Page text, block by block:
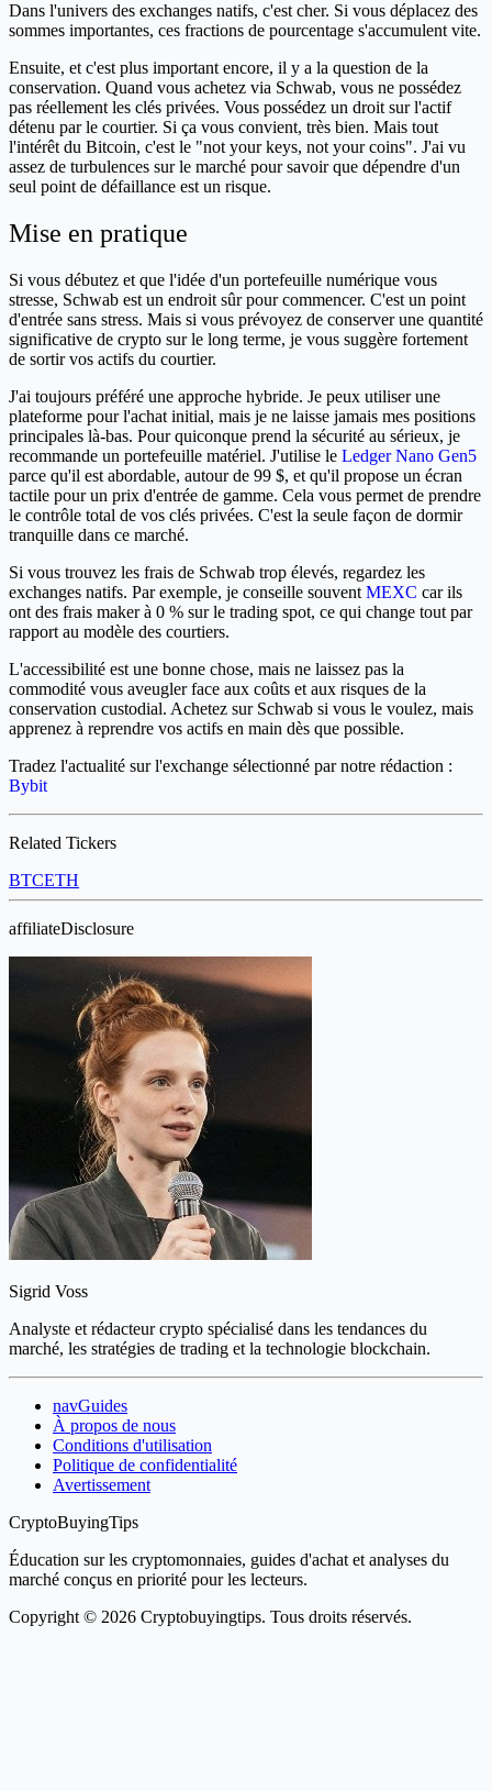
Dans l'univers des exchanges natifs, c'est cher. Si vous déplacez des
sommes importantes, ces fractions de pourcentage s'accumulent vite.
Ensuite, et c'est plus important encore, il y a la question de la
conservation. Quand vous achetez via Schwab, vous ne possédez
pas réellement les clés privées. Vous possédez un droit sur l'actif
détenu par le courtier. Si ça vous convient, très bien. Mais tout
l'intérêt du Bitcoin, c'est le "not your keys, not your coins". J'ai vu
assez de turbulences sur le marché pour savoir que dépendre d'un
seul point de défaillance est un risque.
Mise en pratique
Si vous débutez et que l'idée d'un portefeuille numérique vous
stresse, Schwab est un endroit sûr pour commencer. C'est un point
d'entrée sans stress. Mais si vous prévoyez de conserver une quantité
significative de crypto sur le long terme, je vous suggère fortement
de sortir vos actifs du courtier.
J'ai toujours préféré une approche hybride. Je peux utiliser une
plateforme pour l'achat initial, mais je ne laisse jamais mes positions
principales là-bas. Pour quiconque prend la sécurité au sérieux, je
recommande un portefeuille matériel. J'utilise le Ledger Nano Gen5
parce qu'il est abordable, autour de 99 $, et qu'il propose un écran
tactile pour un prix d'entrée de gamme. Cela vous permet de prendre
le contrôle total de vos clés privées. C'est la seule façon de dormir
tranquille dans ce marché.
Si vous trouvez les frais de Schwab trop élevés, regardez les
exchanges natifs. Par exemple, je conseille souvent MEXC car ils
ont des frais maker à 0 % sur le trading spot, ce qui change tout par
rapport au modèle des courtiers.
L'accessibilité est une bonne chose, mais ne laissez pas la
commodité vous aveugler face aux coûts et aux risques de la
conservation custodial. Achetez sur Schwab si vous le voulez, mais
apprenez à reprendre vos actifs en main dès que possible.
Tradez l'actualité sur l'exchange sélectionné par notre rédaction :
Bybit
Related Tickers
BTCETH
affiliateDisclosure
Sigrid Voss
Analyste et rédacteur crypto spécialisé dans les tendances du
marché, les stratégies de trading et la technologie blockchain.
navGuides
À propos de nous
Conditions d'utilisation
Politique de confidentialité
Avertissement
CryptoBuyingTips
Éducation sur les cryptomonnaies, guides d'achat et analyses du
marché conçus en priorité pour les lecteurs.
Copyright © 2026 Cryptobuyingtips. Tous droits réservés.